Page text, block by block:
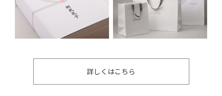
詳しくはこちら